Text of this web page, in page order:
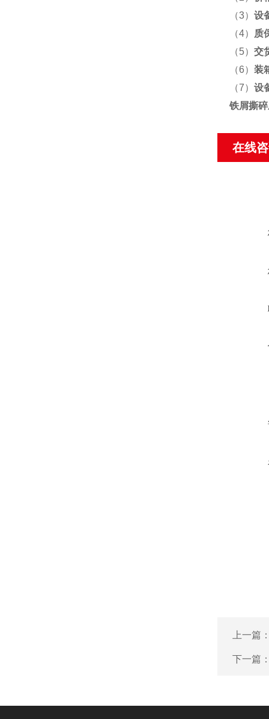
（3） 设
（4）
质
（5） 交
（6） 装
（7） 设
铁屑撕
在线
上一篇
下一篇